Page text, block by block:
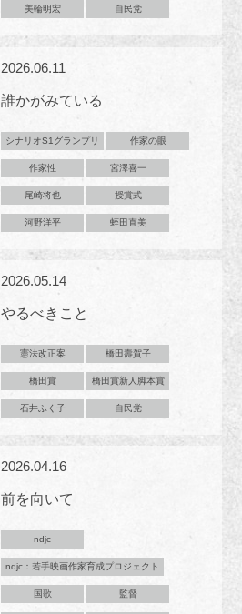
美輪明宏 自民党
2026.06.11
誰かがみている
シナリオS1グランプリ 作家の眼
作家性 宮澤喜一
尾崎将也 授賞式
河野洋平 蛭田直美
2026.05.14
やるべきこと
憲法改正案 橋田壽賀子
橋田賞 橋田賞新人脚本賞
石井ふく子 自民党
2026.04.16
前を向いて
ndjc
ndjc：若手映画作家育成プロジェクト
国歌 監督